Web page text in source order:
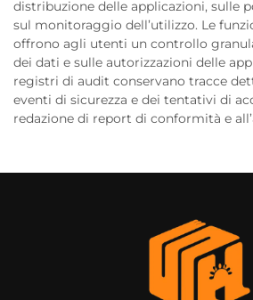
distribuzione delle applicazioni, sulle
sul monitoraggio dell’utilizzo. Le
offrono agli utenti un controllo
dei dati e sulle autorizzazioni delle
registri di audit conservano tracce
eventi di sicurezza e dei tentativi di
redazione di report di conformità e